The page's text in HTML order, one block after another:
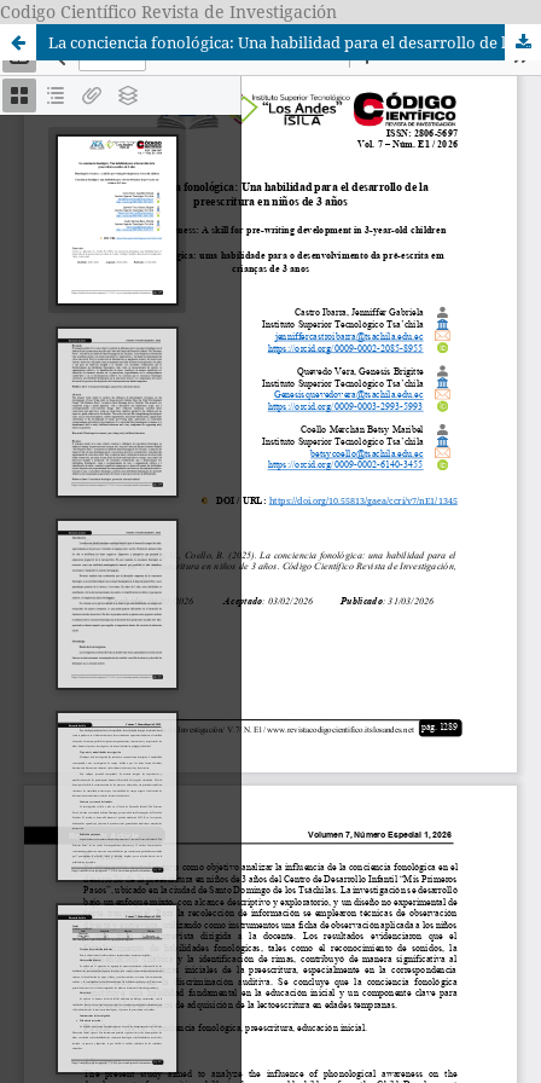
Codigo Científico Revista de Investigación
La conciencia fonológica: Una habilidad para el desarrollo de la preescritura en niños de 3 años